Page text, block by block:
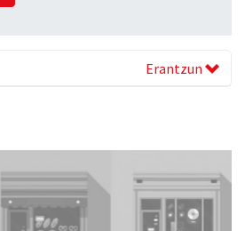
Erantzun